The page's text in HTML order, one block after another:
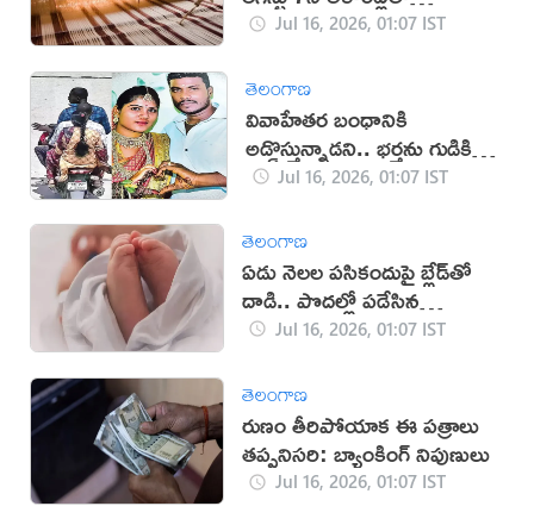
రూ.25,000 జమ
Jul 16, 2026, 01:07 IST
తెలంగాణ
వివాహేతర బంధానికి
అడ్డొస్తున్నాడని.. భర్తను గుడికి
తీసుకెళ్లి చంపిన భార్య
Jul 16, 2026, 01:07 IST
తెలంగాణ
ఏడు నెలల పసికందుపై బ్లేడ్‌తో
దాడి.. పొదల్లో పడేసిన
దుండగులు!
Jul 16, 2026, 01:07 IST
తెలంగాణ
రుణం తీరిపోయాక ఈ పత్రాలు
తప్పనిసరి: బ్యాంకింగ్ నిపుణులు
Jul 16, 2026, 01:07 IST